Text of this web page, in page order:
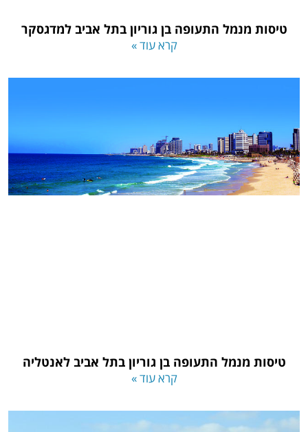
טיסות מנמל התעופה בן גוריון בתל אביב למדגסקר
קרא עוד »
טיסות מנמל התעופה בן גוריון בתל אביב לאנטליה
קרא עוד »